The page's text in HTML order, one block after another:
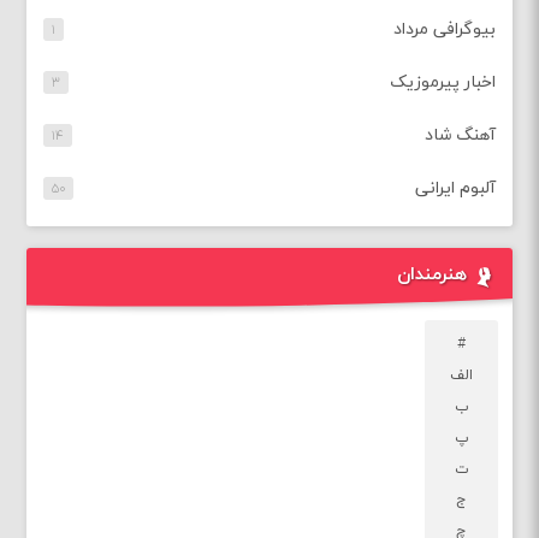
بیوگرافی مرداد ۱
اخبار پیرموزیک ۳
آهنگ شاد ۱۴
آلبوم ایرانی ۵۰
هنرمندان
#
الف
ب
پ
ت
ج
چ